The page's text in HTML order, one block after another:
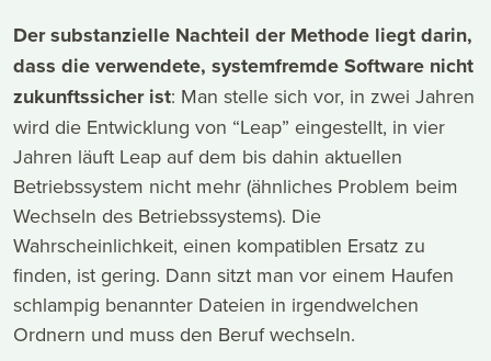
Der substanzielle Nachteil der Methode liegt darin,
dass die verwendete, systemfremde Software nicht
zukunftssicher ist: Man stelle sich vor, in zwei Jahren
wird die Entwicklung von “Leap” eingestellt, in vier
Jahren läuft Leap auf dem bis dahin aktuellen
Betriebssystem nicht mehr (ähnliches Problem beim
Wechseln des Betriebssystems). Die
Wahrscheinlichkeit, einen kompatiblen Ersatz zu
finden, ist gering. Dann sitzt man vor einem Haufen
schlampig benannter Dateien in irgendwelchen
Ordnern und muss den Beruf wechseln.